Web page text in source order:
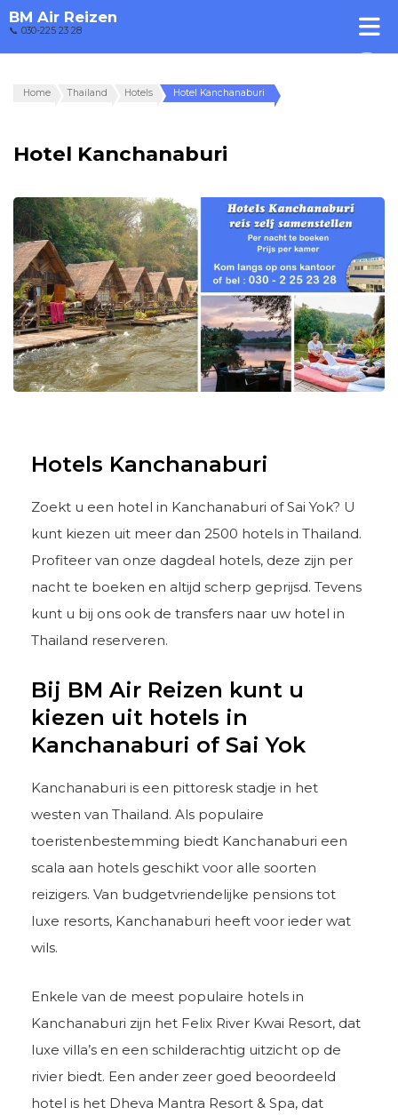
BM Air Reizen
📞 030-225 23 28
Home Thailand Hotels Hotel Kanchanaburi
Hotel Kanchanaburi
Hotels Kanchanaburi
Zoekt u een hotel in Kanchanaburi of Sai Yok? U
kunt kiezen uit meer dan 2500 hotels in Thailand.
Profiteer van onze dagdeal hotels, deze zijn per
nacht te boeken en altijd scherp geprijsd. Tevens
kunt u bij ons ook de transfers naar uw hotel in
Thailand reserveren.
Bij BM Air Reizen kunt u
kiezen uit hotels in
Kanchanaburi of Sai Yok
Kanchanaburi is een pittoresk stadje in het
westen van Thailand. Als populaire
toeristenbestemming biedt Kanchanaburi een
scala aan hotels geschikt voor alle soorten
reizigers. Van budgetvriendelijke pensions tot
luxe resorts, Kanchanaburi heeft voor ieder wat
wils.
Enkele van de meest populaire hotels in
Kanchanaburi zijn het Felix River Kwai Resort, dat
luxe villa’s en een schilderachtig uitzicht op de
rivier biedt. Een ander zeer goed beoordeeld
hotel is het Dheva Mantra Resort & Spa, dat